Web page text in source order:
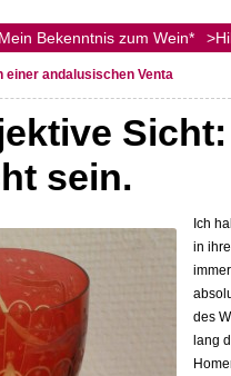
Bekenntnis zum Wein*
einer andalusischen Venta
sein.
Ich
in
des
lang